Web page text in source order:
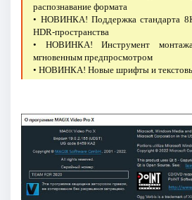
распознавание формата
• НОВИНКА! Поддержка стандарта
HDR-пространства
• НОВИНКА! Инструмент
мгновенным предпросмотром
• НОВИНКА! Новые шрифты и